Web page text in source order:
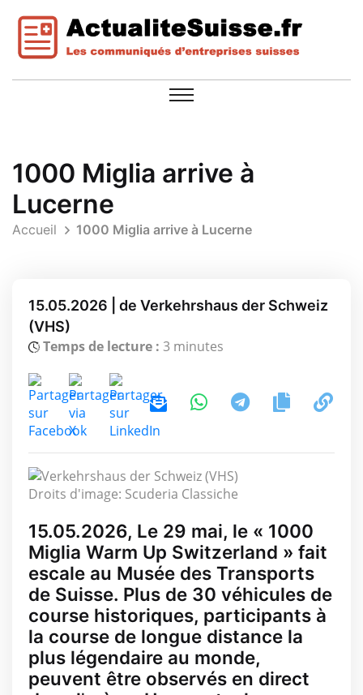
1000 Miglia arrive à
Lucerne
Accueil 1000 Miglia arrive à Lucerne
15.05.2026 | de Verkehrshaus der Schweiz
(VHS)
Temps de lecture : 3 minutes
Droits d'image: Scuderia Classiche
15.05.2026, Le 29 mai, le « 1000
Miglia Warm Up Switzerland » fait
escale au Musée des Transports
de Suisse. Plus de 30 véhicules de
course historiques, participants à
la course de longue distance la
plus légendaire au monde,
peuvent être observés en direct